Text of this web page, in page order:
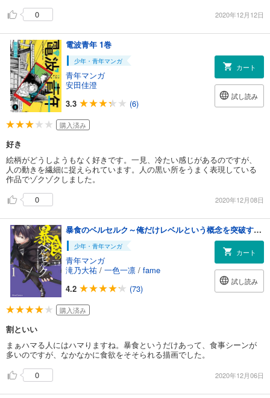
0
2020年12月12日
電波青年 1巻
少年・青年マンガ
青年マンガ
安田佳澄
3.3
(6)
カート
試し読み
購入済み
好き
絵柄がどうしようもなく好きです。一見、冷たい感じがあるのですが、
人の動きを繊細に捉えられています。人の黒い所をうまく表現している
作品でゾクゾクしました。
0
2020年12月08日
暴食のベルセルク～俺だけレベルという概念を突破する～ THE COMIC １
少年・青年マンガ
青年マンガ
滝乃大祐 / 一色一凛 / fame
4.2
(73)
カート
試し読み
購入済み
割といい
まぁハマる人にはハマりますね。暴食というだけあって、食事シーンが
多いのですが、なかなかに食欲をそそられる描画でした。
0
2020年12月06日